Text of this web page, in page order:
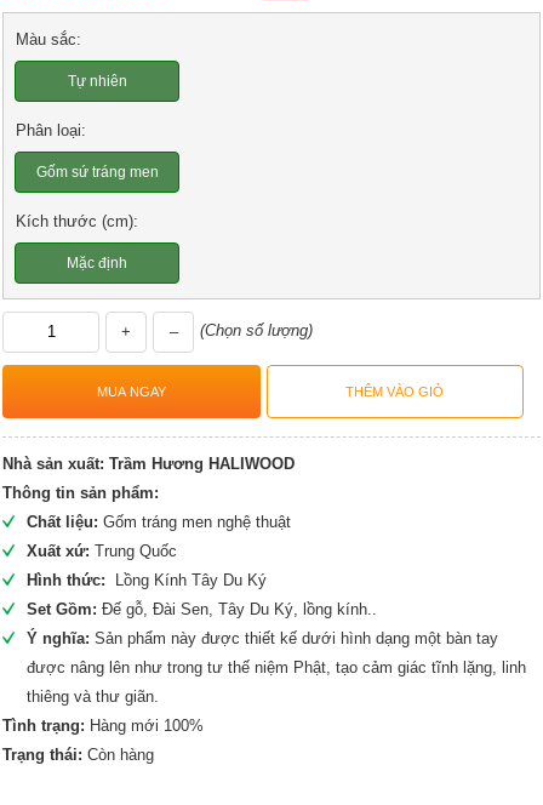
Màu sắc:
Tự nhiên
Phân loại:
Gốm sứ tráng men
Kích thước (cm):
Mặc định
+ – (Chọn số lượng)
Nhà sản xuất: Trầm Hương HALIWOOD
Thông tin sản phẩm:
Chất liệu:Gốm tráng men nghệ thuật
Xuất xứ:Trung Quốc
Hình thức: Lồng Kính Tây Du Ký
Set Gồm: Đế gỗ, Đài Sen, Tây Du Ký, lồng kính..
Ý nghĩa:Sản phẩm này được thiết kế dưới hình dạng một bàn tay
được nâng lên như trong tư thế niệm Phật, tạo cảm giác tĩnh lặng, linh
thiêng và thư giãn.
Tình trạng: Hàng mới 100%
Trạng thái:Còn hàng